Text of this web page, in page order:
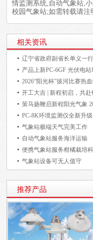
情监测系统,自动气象站,
校园气象站;如需转载请注
相关资讯
辽宁省政府副省长单义一
产品上新PC-6GF 光伏电
2026“阳光杯”拔河比赛热
开工大吉 | 新程初启，共赴
策马扬鞭启新程阳光气象
PC-8K环境监测仪全新升级
气象站极端天气完美工作
自动气象站服务海洋运输
便携气象站服务柑橘栽培
气象站设备可无人值守
推荐产品